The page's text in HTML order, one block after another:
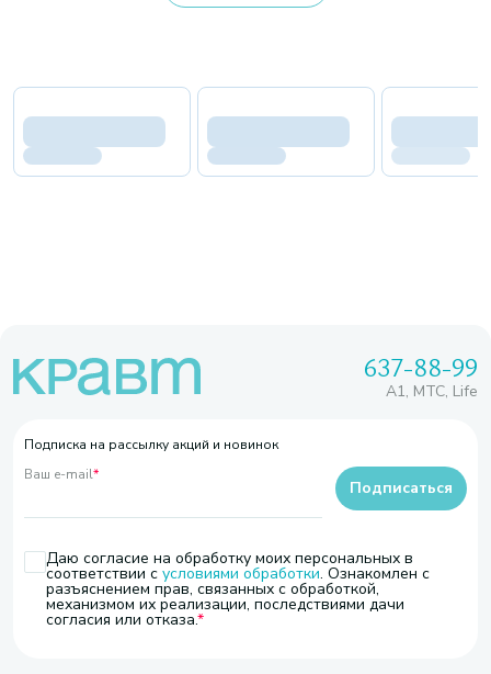
637-88-99
A1, МТС, Life
Подписка на рассылку акций и новинок
Ваш e-mail*
Даю согласие на обработку моих персональных в
соответствии с условиями обработки. Ознакомлен с
разъяснением прав, связанных с обработкой,
механизмом их реализации, последствиями дачи
согласия или отказа.
Подписаться